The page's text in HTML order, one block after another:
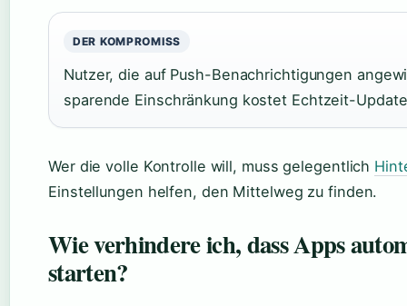
DER KOMPROMISS
Nutzer, die auf Push-Benachrichtigungen
sparende Einschränkung kostet Echtzeit-
Wer die volle Kontrolle will, muss gelegentlich
Einstellungen helfen, den Mittelweg zu finden.
Wie verhindere ich, dass Apps
starten?